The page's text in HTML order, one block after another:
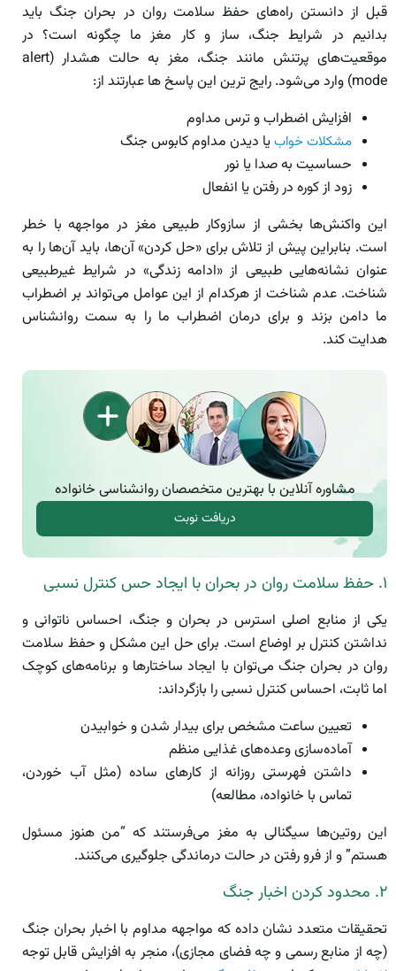
قبل از دانستن راه‌های حفظ سلامت روان در بحران جنگ باید
بدانیم در شرایط جنگ، ساز و کار مغز ما چگونه است؟ در
موقعیت‌های پرتنش مانند جنگ، مغز به حالت هشدار (alert
mode) وارد می‌شود. رایج ترین این پاسخ ها عبارتند از:
افزایش اضطراب و ترس مداوم
مشکلات خوابیا دیدن مداوم کابوس جنگ
حساسیت به صدا یا نور
زود از کوره در رفتن یا انفعال
این واکنش‌ها بخشی از سازوکار طبیعی مغز در مواجهه با خطر
است. بنابراین پیش از تلاش برای «حل کردن» آن‌ها، باید آن‌ها را به
عنوان نشانه‌هایی طبیعی از «ادامه زندگی» در شرایط غیرطبیعی
شناخت. عدم شناخت از هرکدام از این عوامل می‌تواند بر اضطراب
ما دامن بزند و برای درمان اضطراب ما را به سمت روانشناس
هدایت کند.
مشاوره آنلاین با بهترین متخصصان روانشناسی خانواده
دریافت نوبت
۱. حفظ سلامت روان در بحران با ایجاد حس کنترل نسبی
یکی از منابع اصلی استرس در بحران و جنگ، احساس ناتوانی و
نداشتن کنترل بر اوضاع است. برای حل این مشکل و حفظ سلامت
روان در بحران جنگ می‌توان با ایجاد ساختارها و برنامه‌های کوچک
اما ثابت، احساس کنترل نسبی را بازگرداند:
تعیین ساعت مشخص برای بیدار شدن و خوابیدن
آماده‌سازی وعده‌های غذایی منظم
داشتن فهرستی روزانه از کارهای ساده (مثل آب خوردن،
تماس با خانواده، مطالعه)
این روتین‌ها سیگنالی به مغز می‌فرستند که “من هنوز مسئول
هستم” و از فرو رفتن در حالت درماندگی جلوگیری می‌کنند.
۲. محدود کردن اخبار جنگ
تحقیقات متعدد نشان داده که مواجهه مداوم با اخبار بحران جنگ
(چه از منابع رسمی و چه فضای مجازی)، منجر به افزایش قابل توجه